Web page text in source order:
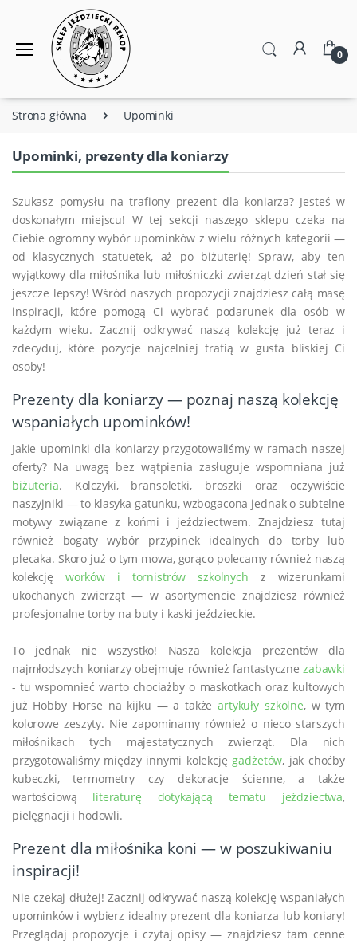
0
Strona główna Upominki
Upominki, prezenty dla koniarzy
Szukasz pomysłu na trafiony prezent dla koniarza? Jesteś w
doskonałym miejscu! W tej sekcji naszego sklepu czeka na
Ciebie ogromny wybór upominków z wielu różnych kategorii —
od klasycznych statuetek, aż po biżuterię! Spraw, aby ten
wyjątkowy dla miłośnika lub miłośniczki zwierząt dzień stał się
jeszcze lepszy! Wśród naszych propozycji znajdziesz całą masę
inspiracji, które pomogą Ci wybrać podarunek dla osób w
każdym wieku. Zacznij odkrywać naszą kolekcję już teraz i
zdecyduj, które pozycje najcelniej trafią w gusta bliskiej Ci
osoby!
Prezenty dla koniarzy — poznaj naszą kolekcję
wspaniałych upominków!
Jakie upominki dla koniarzy przygotowaliśmy w ramach naszej
oferty? Na uwagę bez wątpienia zasługuje wspomniana już
biżuteria. Kolczyki, bransoletki, broszki oraz oczywiście
naszyjniki — to klasyka gatunku, wzbogacona jednak o subtelne
motywy związane z końmi i jeździectwem. Znajdziesz tutaj
również bogaty wybór przypinek idealnych do torby lub
plecaka. Skoro już o tym mowa, gorąco polecamy również naszą
kolekcję worków i tornistrów szkolnych z wizerunkami
ukochanych zwierząt — w asortymencie znajdziesz również
profesjonalne torby na buty i kaski jeździeckie.
To jednak nie wszystko! Nasza kolekcja prezentów dla
najmłodszych koniarzy obejmuje również fantastyczne zabawki
- tu wspomnieć warto chociażby o maskotkach oraz kultowych
już Hobby Horse na kijku — a takżeartykuły szkolne, w tym
kolorowe zeszyty. Nie zapominamy również o nieco starszych
miłośnikach tych majestatycznych zwierząt. Dla nich
przygotowaliśmy między innymi kolekcjęgadżetów, jak choćby
kubeczki, termometry czy dekoracje ścienne, a także
wartościową literaturę dotykającą tematu jeździectwa,
pielęgnacji i hodowli.
Prezent dla miłośnika koni — w poszukiwaniu
inspiracji!
Nie czekaj dłużej! Zacznij odkrywać naszą kolekcję wspaniałych
upominków i wybierz idealny prezent dla koniarza lub koniary!
Przeglądaj propozycje i czytaj opisy — znajdziesz tam cenne